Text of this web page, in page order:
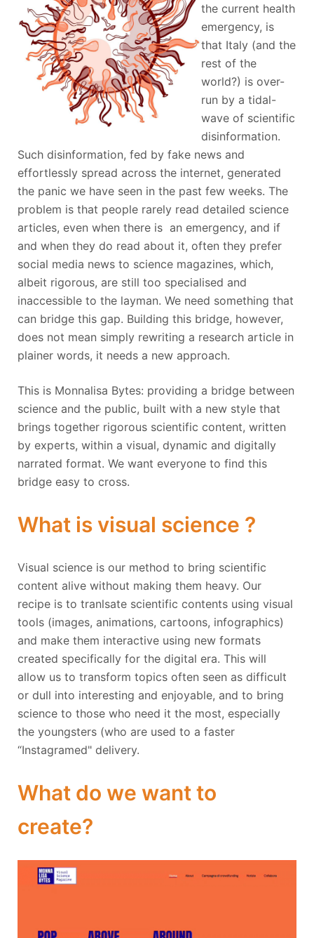
the current health
emergency, is
that Italy (and the
rest of the
world?) is over-
run by a tidal-
wave of scientific
disinformation.
Such disinformation, fed by fake news and
effortlessly spread across the internet, generated
the panic we have seen in the past few weeks. The
problem is that people rarely read detailed science
articles, even when there is an emergency, and if
and when they do read about it, often they prefer
social media news to science magazines, which,
albeit rigorous, are still too specialised and
inaccessible to the layman. We need something that
can bridge this gap. Building this bridge, however,
does not mean simply rewriting a research article in
plainer words, it needs a new approach.
This is Monnalisa Bytes: providing a bridge between
science and the public, built with a new style that
brings together rigorous scientific content, written
by experts, within a visual, dynamic and digitally
narrated format. We want everyone to find this
bridge easy to cross.
What is visual science ?
Visual science is our method to bring scientific
content alive without making them heavy. Our
recipe is to tranlsate scientific contents using visual
tools (images, animations, cartoons, infographics)
and make them interactive using new formats
created specifically for the digital era. This will
allow us to transform topics often seen as difficult
or dull into interesting and enjoyable, and to bring
science to those who need it the most, especially
the youngsters (who are used to a faster
“Instagramed" delivery.
What do we want to
create?